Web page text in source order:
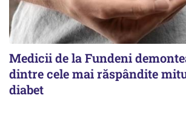
Medicii de la Fundeni
dintre cele mai răspândite
diabet